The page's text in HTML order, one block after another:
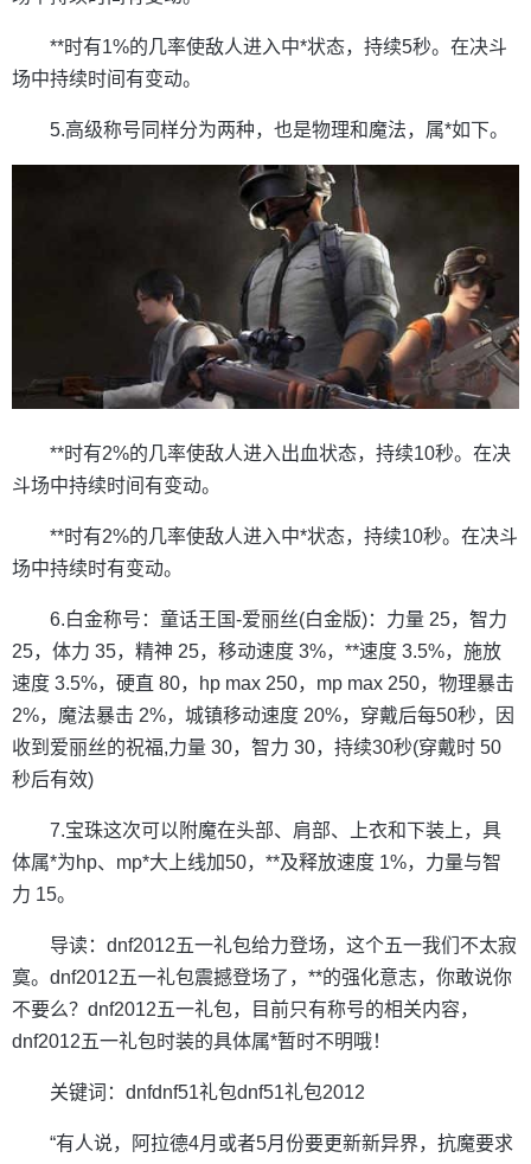
**时有1%的几率使敌人进入中*状态，持续5秒。在决斗
场中持续时间有变动。
5.高级称号同样分为两种，也是物理和魔法，属*如下。
**时有2%的几率使敌人进入出血状态，持续10秒。在决
斗场中持续时间有变动。
**时有2%的几率使敌人进入中*状态，持续10秒。在决斗
场中持续时有变动。
6.白金称号：童话王国-爱丽丝(白金版)：力量 25，智力
25，体力 35，精神 25，移动速度 3%，**速度 3.5%，施放
速度 3.5%，硬直 80，hp max 250，mp max 250，物理暴击
2%，魔法暴击 2%，城镇移动速度 20%，穿戴后每50秒，因
收到爱丽丝的祝福,力量 30，智力 30，持续30秒(穿戴时 50
秒后有效)
7.宝珠这次可以附魔在头部、肩部、上衣和下装上，具
体属*为hp、mp*大上线加50，**及释放速度 1%，力量与智
力 15。
导读：dnf2012五一礼包给力登场，这个五一我们不太寂
寞。dnf2012五一礼包震撼登场了，**的强化意志，你敢说你
不要么？dnf2012五一礼包，目前只有称号的相关内容，
dnf2012五一礼包时装的具体属*暂时不明哦！
关键词：dnfdnf51礼包dnf51礼包2012
“有人说，阿拉德4月或者5月份要更新新异界，抗魔要求